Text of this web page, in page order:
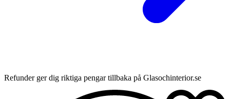
Refunder ger dig riktiga pengar tillbaka på Glasochinterior.se